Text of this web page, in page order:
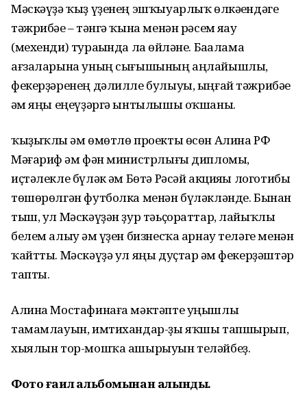
Мәскәүҙә ҡыҙ үҙенең эшҡыуарлыҡ өлкәһендәге
тәжрибәһе – тәнгә ҡына менән рәсем яһау
(мехенди) тураһында ла һөйләне. Баһалама
ағзаларына уның сығышының аңлайышлы,
фекерҙәренең дәлилле булыуы, ыңғай тәжрибәһе
һәм яңы еңеүҙәргә ынтылышы оҡшаны.
ҡыҙыҡлы һәм өмөтлө проекты өсөн Алина РФ
Мәғариф һәм фән министрлығы дипломы,
иҫтәлекле бүләк һәм Бөтә Рәсәй акцияһы логотибы
төшөрөлгән футболка менән бүләкләнде. Бынан
тыш, ул Мәскәүҙән ҙур тәьҫораттар, лайыҡлы
белем алыу һәм үҙен бизнесҡа арнау теләге менән
ҡайтты. Мәскәүҙә ул яңы дуҫтар һәм фекерҙәштәр
тапты.
Алина Мостафинаға мәктәпте уңышлы
тамамлауын, имтихандар-ҙы яҡшы тапшырып,
хыялын тор-мошҡа ашырыуын теләйбеҙ.
Фото ғаилә альбомынан алынды.